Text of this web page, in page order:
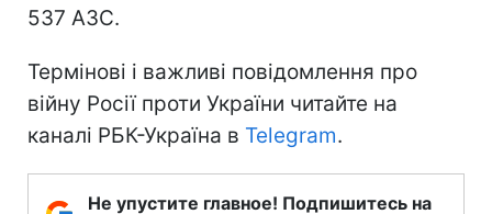
537 АЗС.
Термінові і важливі повідомлення про
війну Росії проти України читайте на
каналі РБК-Україна в Telegram.
Не упустите главное! Подпишитесь на